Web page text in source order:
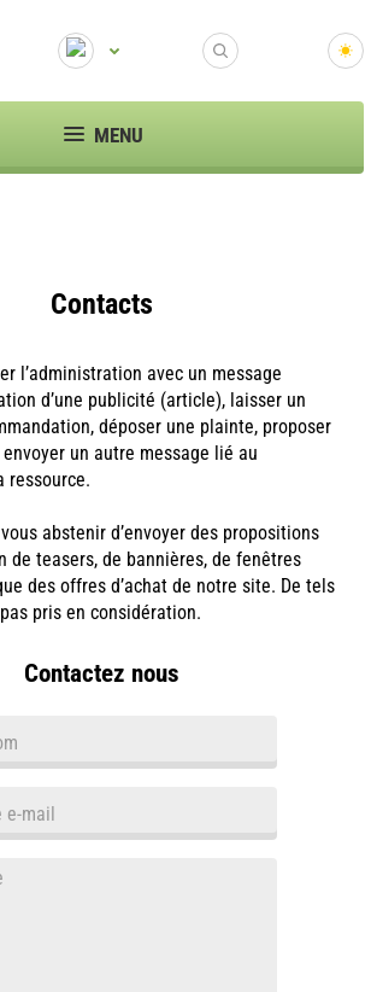
MENU
Contacts
l’administration avec un message
d’une publicité (article), laisser un
déposer une plainte, proposer
un autre message lié au
ressource.
abstenir d’envoyer des propositions
de teasers, de bannières, de fenêtres
des offres d’achat de notre site. De tels
pris en considération.
Contactez nous